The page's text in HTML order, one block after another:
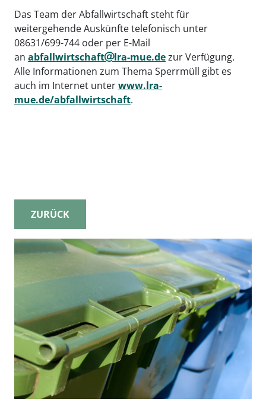
Das Team der Abfallwirtschaft steht für
weitergehende Auskünfte telefonisch unter
08631/699-744 oder per E-Mail
an abfallwirtschaft lra-mue.dezur Verfügung.
Alle Informationen zum Thema Sperrmüll gibt es
auch im Internet unterwww.lra-
mue.de/abfallwirtschaft.
ZURÜCK